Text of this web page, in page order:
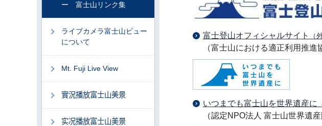
富士登山オフィシャルサイト （
（富士山における適正利用推進
いつまでも富士山を世界遺産に
（認定NPO法人 富士山世界遺産
ー 富士山リンク集
ライブカメラ富士山ビュー
について
Mt. Fuji Live View
實況播放富士山美景
实况播放富士山美景